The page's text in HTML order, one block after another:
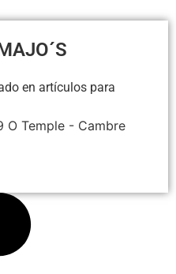
en artículos para
O Temple - Cambre